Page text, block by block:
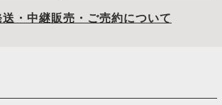
・中継販売・ご売約について